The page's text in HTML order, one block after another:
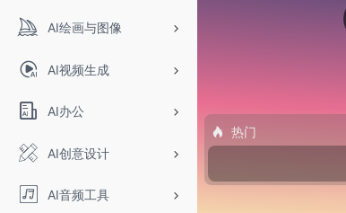
AI绘画与图像
AI视频生成
AI办公
AI创意设计
AI音频工具
热门